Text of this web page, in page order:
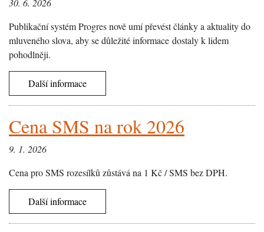
30. 6. 2026
Publikační systém Progres nově umí převést články a aktuality do
mluveného slova, aby se důležité informace dostaly k lidem
pohodlněji.
Další informace
Cena SMS na rok 2026
9. 1. 2026
Cena pro SMS rozesílků zůstává na 1 Kč / SMS bez DPH.
Další informace